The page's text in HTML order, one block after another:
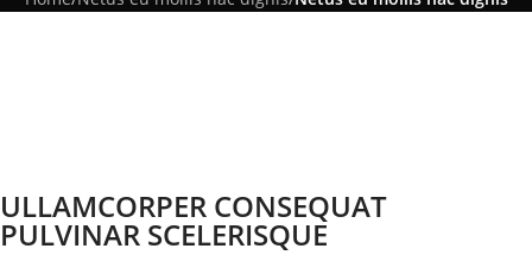
ULLAMCORPER CONSEQUAT
PULVINAR SCELERISQUE